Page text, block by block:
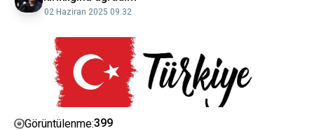
02 Haziran 2025 09:32
Görüntülenme:399